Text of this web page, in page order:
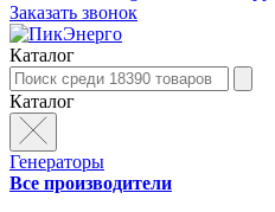
Заказать звонок
Каталог
Каталог
Генераторы
Все производители